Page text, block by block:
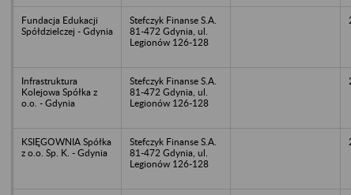
Fundacja Edukacji
Spółdzielczej - Gdynia
Stefczyk Finanse S.A.
81-472 Gdynia, ul.
Legionów 126-128
Infrastruktura
Kolejowa Spółka z
o.o. - Gdynia
Stefczyk Finanse S.A.
81-472 Gdynia, ul.
Legionów 126-128
KSIĘGOWNIA Spółka
z o.o. Sp. K. - Gdynia
Stefczyk Finanse S.A.
81-472 Gdynia, ul.
Legionów 126-128